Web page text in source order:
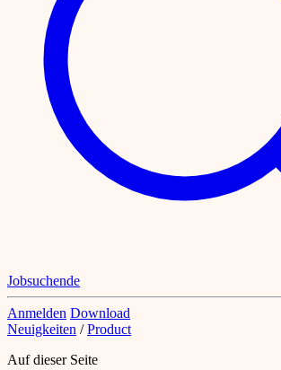
Jobsuchende
Anmelden Download
Neuigkeiten / Product
Auf dieser Seite